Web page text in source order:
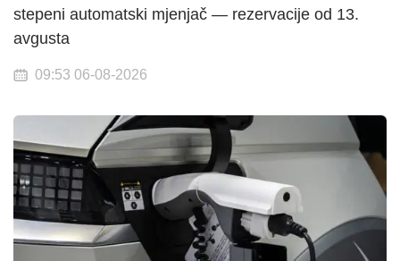
stepeni automatski mjenjač — rezervacije od 13.
avgusta
09:53 06-08-2026